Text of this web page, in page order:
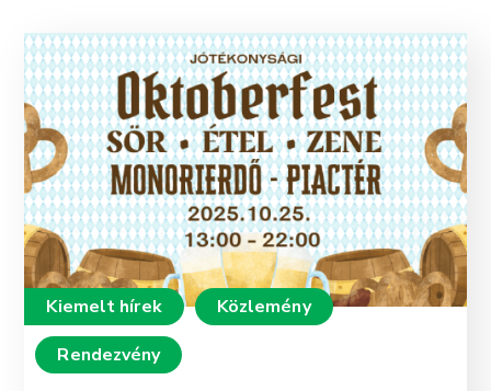
Kiemelt hírek
Közlemény
Rendezvény